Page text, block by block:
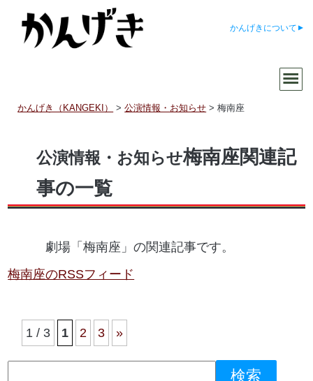
かんげきについて
かんげき（KANGEKI） >公演情報・お知らせ >梅南座
公演情報・お知らせ梅南座関連記
事の一覧
劇場「梅南座」の関連記事です。
梅南座のRSSフィード
1 / 3 1 2 3 »